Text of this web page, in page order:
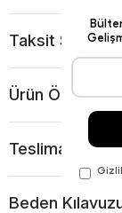
Taksit
Ürün Önerileri
Teslimat Ve
Beden